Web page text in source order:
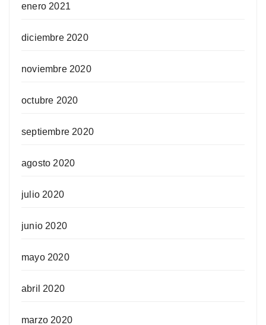
enero 2021
diciembre 2020
noviembre 2020
octubre 2020
septiembre 2020
agosto 2020
julio 2020
junio 2020
mayo 2020
abril 2020
marzo 2020